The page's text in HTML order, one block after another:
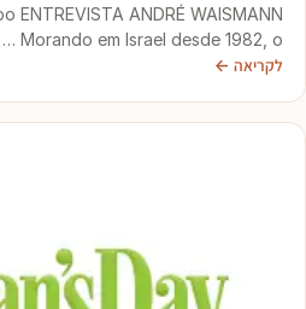
ENTREVISTA ANDRÉ WAISMANN
Morando em Israel desde 1982, o …
לקריאה ←